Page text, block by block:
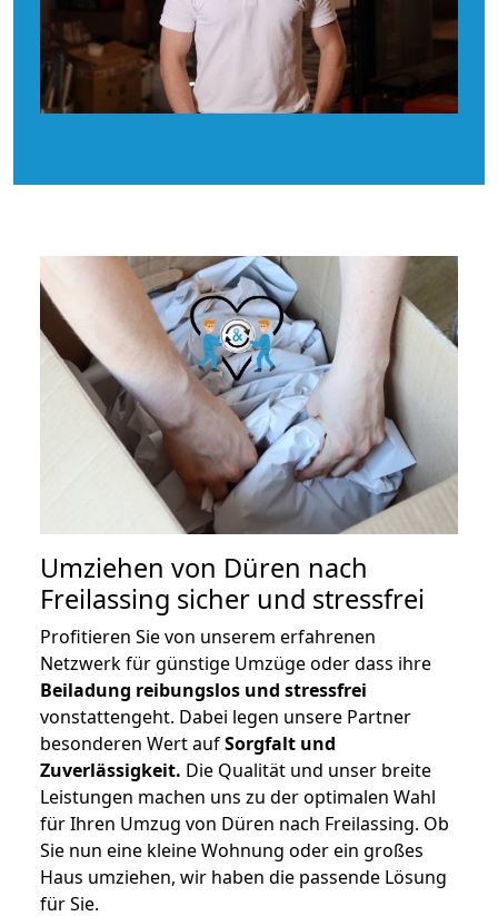
Umziehen von Düren nach
Freilassing sicher und stressfrei
Profitieren Sie von unserem erfahrenen
Netzwerk für günstige Umzüge oder dass ihre
Beiladung reibungslos und stressfrei
vonstattengeht. Dabei legen unsere Partner
besonderen Wert aufSorgfalt und
Zuverlässigkeit. Die Qualität und unser breite
Leistungen machen uns zu der optimalen Wahl
für Ihren Umzug von Düren nach Freilassing. Ob
Sie nun eine kleine Wohnung oder ein großes
Haus umziehen, wir haben die passende Lösung
für Sie.